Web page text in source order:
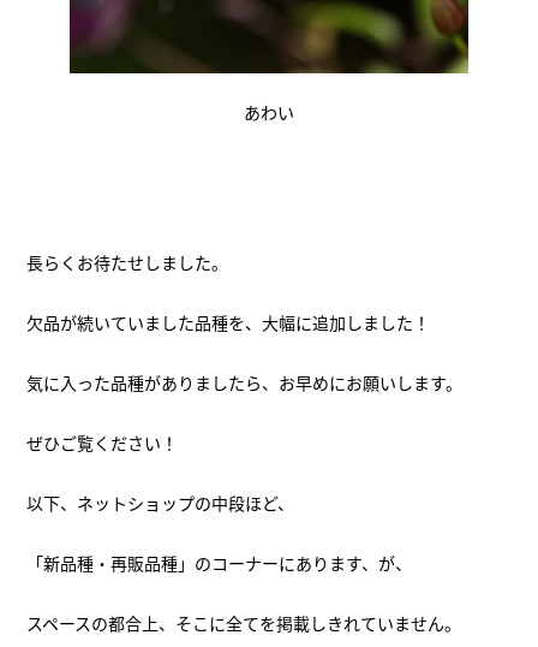
あわい
長らくお待たせしました。
欠品が続いていました品種を、大幅に追加しました！
気に入った品種がありましたら、お早めにお願いします。
ぜひご覧ください！
以下、ネットショップの中段ほど、
「新品種・再販品種」のコーナーにあります、が、
スペースの都合上、そこに全てを掲載しきれていません。